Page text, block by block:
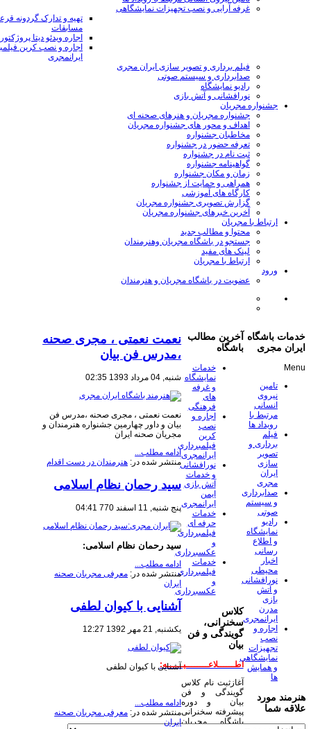
غرفه آرایی و نصب تجهیزات نمایشگاهی
تهیه و تدارک گردونه
مسابقات
اجاره ویدئو دیتا
اجاره و نصب کرین
ایرانمجری
فیلم برداری و تصویر سازی ایران مجری
صدابرداری و سیستم صوتی
رادیو نمایشگاه
نورافشانی و آتش بازی
جشنواره مجریان
جشنواره مجریان و هنرهای صحنه ای
اهداف و محور های جشنواره مجریان
مخاطبان جشنواره
تعرفه حضور در جشنواره
ثبت نام در جشنواره
گواهینامه جشنواره
زمان و مکان جشنواره
همراهی و حمایت از جشنواره
کارگاه های آموزشی
گزارش تصویری جشنواره مجریان
آخرین خبرهای جشنواره مجریان
ارتباط با مجریان
محتوا و مطالب جدید
جستجو در باشگاه مجریان وهنرمندان
لینک های مفید
ارتباط با مجریان
ورود
عضویت در باشگاه مجریان و هنرمندان
نعمت نعمتی ، مجری صحنه
،مدرس فن بیان
شنبه, 04 مرداد 1393 02:35
نعمت نعمتی ، مجری صحنه ،مدرس فن
بیان و داور چهارمین جشنواره هنرمندان و
مجریان صحنه ایران
ادامه مطلب...
منتشر شده در: هنرمندان در دست اقدام
سید رحمان نظام اسلامی
پنج شنبه, 11 اسفند 770 04:41
سید رحمان نظام اسلامی:
ادامه مطلب...
منتشر شده در: معرفی مجریان صحنه
ایران
آشنایی با کیوان لطفی
یکشنبه, 21 مهر 1392 12:27
آشنایی با کیوان لطفی
ادامه مطلب...
منتشر شده در: معرفی مجریان صحنه
ایران
آخرین مطالب
باشگاه
خدمات
نمایشگاه
و غرفه
های
فرهنگی
اجاره و
نصب
کرین
فیلمبرداری
ایرانمجری
نورافشانی
و خدمات
آتش بازی
ایمن
ایرانمجری
خدمات
حرفه ای
فیلمبرداری
و
عکسبرداری
خدمات
فیلمبرداری
و
عکسبرداری
کلاس
سخنرانی،
گویندگی و فن
بیان
اطــــــلاعــــــــیــــــه:
آغازثبت نام کلاس
گویندگی و فن
بیان و دوره
پیشرفته سخنرانی
باشگاه مجریان
خدمات باشگاه
ایران مجری
Menu
تامین
نیروی
انسانی
مرتبط با
رویداد ها
فیلم
برداری و
تصویر
سازی
ایران
مجری
صدابرداری
و سیستم
صوتی
رادیو
نمایشگاه
و اطلاع
رسانی
اخبار
محیطی
نورافشانی
و آتش
بازی
مدرن
ایرانمجری
اجاره و
نصب
تجهیزات
نمایشگاهی
و همایش
ها
هنرمند مورد
علاقه شما